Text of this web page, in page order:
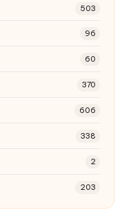
503
96
60
370
606
338
2
203